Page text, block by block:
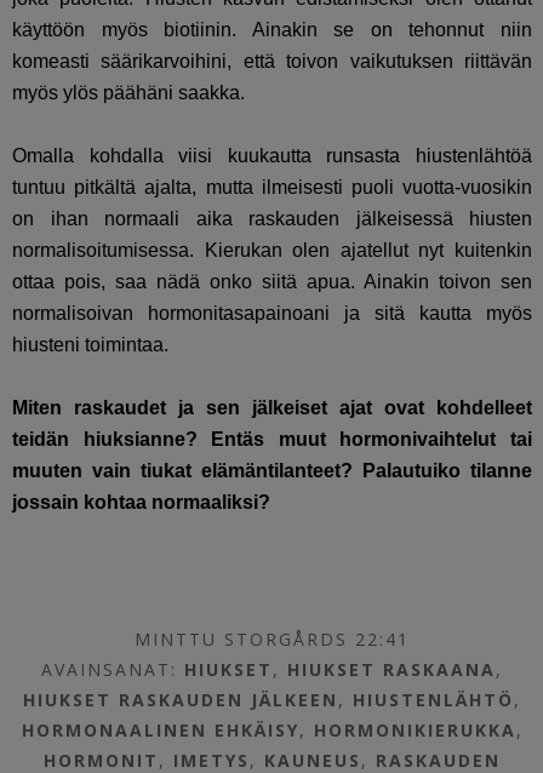
käyttöön myös biotiinin. Ainakin se on tehonnut niin
komeasti säärikarvoihini, että toivon vaikutuksen riittävän
myös ylös päähäni saakka.
Omalla kohdalla viisi kuukautta runsasta hiustenlähtöä
tuntuu pitkältä ajalta, mutta ilmeisesti puoli vuotta-vuosikin
on ihan normaali aika raskauden jälkeisessä hiusten
normalisoitumisessa. Kierukan olen ajatellut nyt kuitenkin
ottaa pois, saa nädä onko siitä apua. Ainakin toivon sen
normalisoivan hormonitasapainoani ja sitä kautta myös
hiusteni toimintaa.
Miten raskaudet ja sen jälkeiset ajat ovat kohdelleet
teidän hiuksianne? Entäs muut hormonivaihtelut tai
muuten vain tiukat elämäntilanteet? Palautuiko tilanne
jossain kohtaa normaaliksi?
MINTTU STORGÅRDS 22:41
AVAINSANAT: HIUKSET , HIUKSET RASKAANA ,
HIUKSET RASKAUDEN JÄLKEEN , HIUSTENLÄHTÖ ,
HORMONAALINEN EHKÄISY, HORMONIKIERUKKA ,
HORMONIT , IMETYS , KAUNEUS , RASKAUDEN